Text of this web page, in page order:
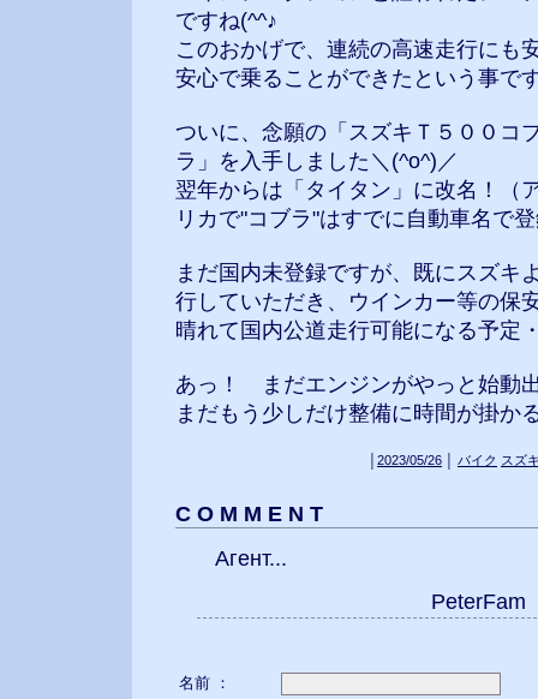
ですね(^^♪
このおかげで、連続の高速走行にも
安心で乗ることができたという事で
ついに、念願の「スズキＴ５００コ
ラ」を入手しました＼(^o^)／
翌年からは「タイタン」に改名！（
リカで"コブラ"はすでに自動車名で
まだ国内未登録ですが、既にスズキ
行していただき、ウインカー等の保
晴れて国内公道走行可能になる予定
あっ！ まだエンジンがやっと始動
まだもう少しだけ整備に時間が掛か
2023/05/26 バイク スズ
C O M M E N T
Агент...
名前 ：